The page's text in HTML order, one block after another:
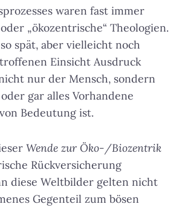
waren fast immer
„ökozentrische“ Theologien.
spät, aber vielleicht noch
Einsicht Ausdruck
nur der Mensch, sondern
gar alles Vorhandene
Bedeutung ist.
Wende zur Öko-/Biozentrik
Rückversicherung
diese Weltbilder gelten nicht
Gegenteil zum bösen